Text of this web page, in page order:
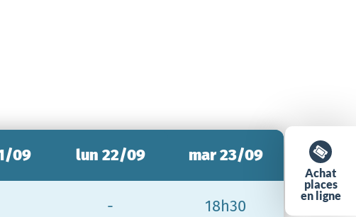
Achat
places
en ligne
09 lun 22/09
-
mar 23/09
18h30